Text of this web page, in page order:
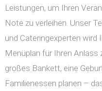
Leistungen, um Ihren
Note zu verleihen. Unser
und Cateringexperten wird
Menüplan für Ihren Anlass
großes Bankett, eine
Familienessen planen –